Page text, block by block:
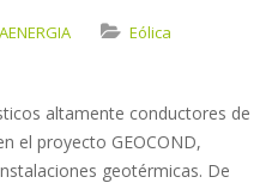
Eólica
altamente conductores de
el proyecto GEOCOND,
geotérmicas. De